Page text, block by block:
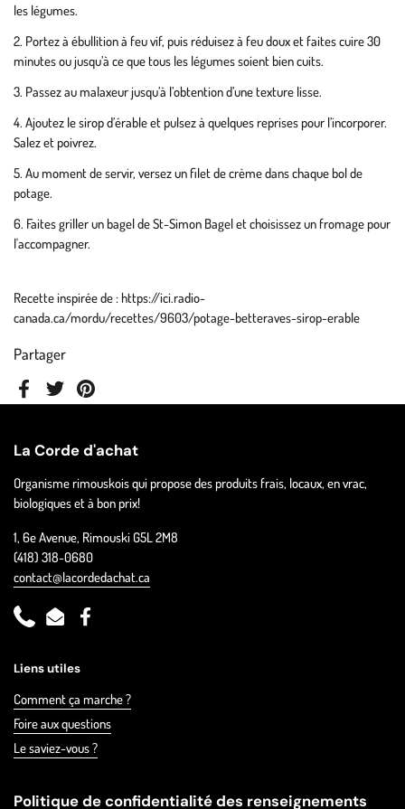
Partager
FacebookTwitterPinterest
les légumes.
Portez à ébullition à feu vif, puis réduisez à feu doux et faites cuire 30
minutes ou jusqu’à ce que tous les légumes soient bien cuits.
Passez au malaxeur jusqu’à l’obtention d’une texture lisse.
Ajoutez le sirop d’érable et pulsez à quelques reprises pour l’incorporer.
Salez et poivrez.
Au moment de servir, versez un filet de crème dans chaque bol de
potage.
Faites griller un bagel de St-Simon Bagel et choisissez un fromage pour
l'accompagner.
Recette inspirée de : https://ici.radio-
canada.ca/mordu/recettes/9603/potage-betteraves-sirop-erable
La Corde d'achat
Organisme rimouskois qui propose des produits frais, locaux, en vrac,
biologiques et à bon prix!
1, 6e Avenue, Rimouski G5L 2M8
(418) 318-0680
contact@lacordedachat.ca
PhoneEmailFacebook
Liens utiles
Comment ça marche ?
Foire aux questions
Le saviez-vous ?
Politique de confidentialité des renseignements